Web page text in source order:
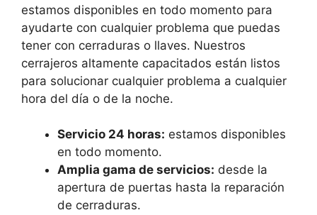
estamos disponibles en todo momento para
ayudarte con cualquier problema que puedas
tener con cerraduras o llaves. Nuestros
cerrajeros altamente capacitados están listos
para solucionar cualquier problema a cualquier
hora del día o de la noche.
Servicio 24 horas: estamos disponibles
en todo momento.
Amplia gama de servicios: desde la
apertura de puertas hasta la reparación
de cerraduras.